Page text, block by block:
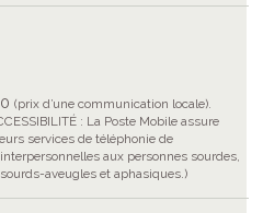
(prix d’une communication locale).
: La Poste Mobile assure
services de téléphonie de
aux personnes sourdes,
aveugles et aphasiques.)